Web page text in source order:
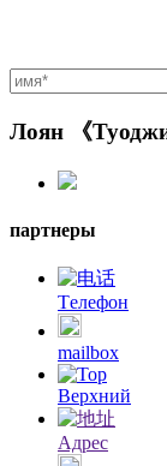
Лоян 《
партнеры
Tелефон
mailbox
Bерхний
Адрес